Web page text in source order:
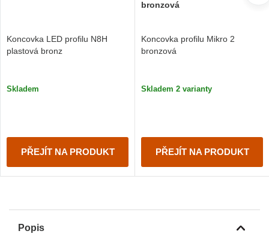
Koncovka LED profilu N8H
plastová bronz
Skladem
PŘEJÍT NA PRODUKT
bronzová
Koncovka profilu Mikro 2
bronzová
Skladem 2 varianty
PŘEJÍT NA PRODUKT
Popis